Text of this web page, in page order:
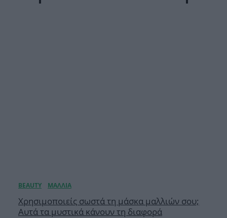
Χρησιμοποιείς σωστά τη μάσκα μαλλιών σου;
Αυτά τα μυστικά κάνουν τη διαφορά